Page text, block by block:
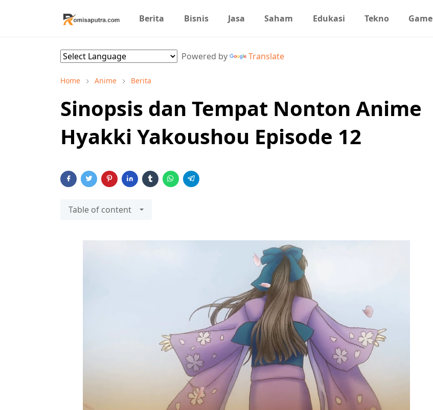
Berita Bisnis Jasa Saham Edukasi Tekno Game
Powered by Translate
Home Anime Berita
Sinopsis dan Tempat Nonton Anime
Hyakki Yakoushou Episode 12
Table of content